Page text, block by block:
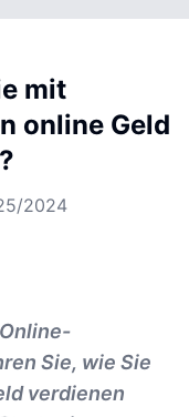
mit
online Geld
2024
Sie, wie Sie
verdienen